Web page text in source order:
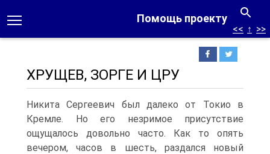
Помощь проекту
<< ↑ >>
ХРУЩЕВ, ЗОРГЕ И ЦРУ
Никита Сергеевич был далеко от Токио в
Кремле. Но его незримое присутствие
ощущалось довольно часто. Как то опять
вечером, часов в шесть, раздался новый